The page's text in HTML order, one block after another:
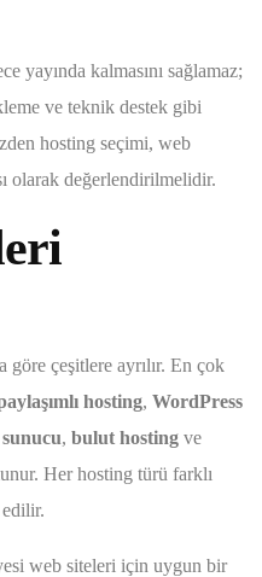
yayında kalmasını sağlamaz;
ve teknik destek gibi
hosting seçimi, web
olarak değerlendirilmelidir.
çeşitlere ayrılır. En çok
hosting, WordPress
, bulut hosting ve
Her hosting türü farklı
web siteleri için uygun bir